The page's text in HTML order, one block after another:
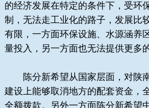
的经济发展在特定的条件下，受环
制，无法走工业化的路子，发展比
有限，一方面环保设施、水源涵养
量投入，另一方面也无法提供更多
陈分新希望从国家层面，对陕
建设上能够取消地方的配套资金，
全额拨款。另外一方面陈分新希望